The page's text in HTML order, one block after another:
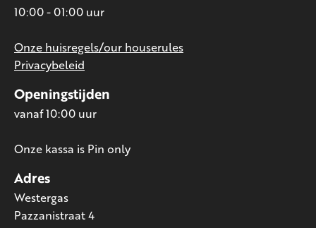
Adres
Westergas
Pazzanistraat 4
Openingstijden
vanaf 10:00 uur
Onze kassa is Pin only
10:00 - 01:00 uur
Onze huisregels/our houserules
Privacybeleid